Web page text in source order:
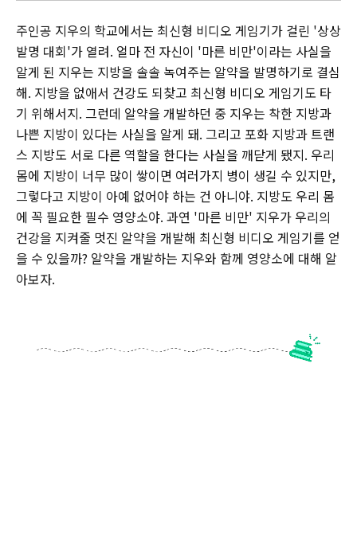
주인공 지우의 학교에서는 최신형 비디오 게임기가 걸린 '상상
발명 대회'가 열려. 얼마 전 자신이 '마른 비만'이라는 사실을
알게 된 지우는 지방을 솔솔 녹여주는 알약을 발명하기로 결심
해. 지방을 없애서 건강도 되찾고 최신형 비디오 게임기도 타
기 위해서지. 그런데 알약을 개발하던 중 지우는 착한 지방과
나쁜 지방이 있다는 사실을 알게 돼. 그리고 포화 지방과 트랜
스 지방도 서로 다른 역할을 한다는 사실을 깨닫게 됐지. 우리
몸에 지방이 너무 많이 쌓이면 여러가지 병이 생길 수 있지만,
그렇다고 지방이 아예 없어야 하는 건 아니야. 지방도 우리 몸
에 꼭 필요한 필수 영양소야. 과연 '마른 비만' 지우가 우리의
건강을 지켜줄 멋진 알약을 개발해 최신형 비디오 게임기를 얻
을 수 있을까? 알약을 개발하는 지우와 함께 영양소에 대해 알
아보자.